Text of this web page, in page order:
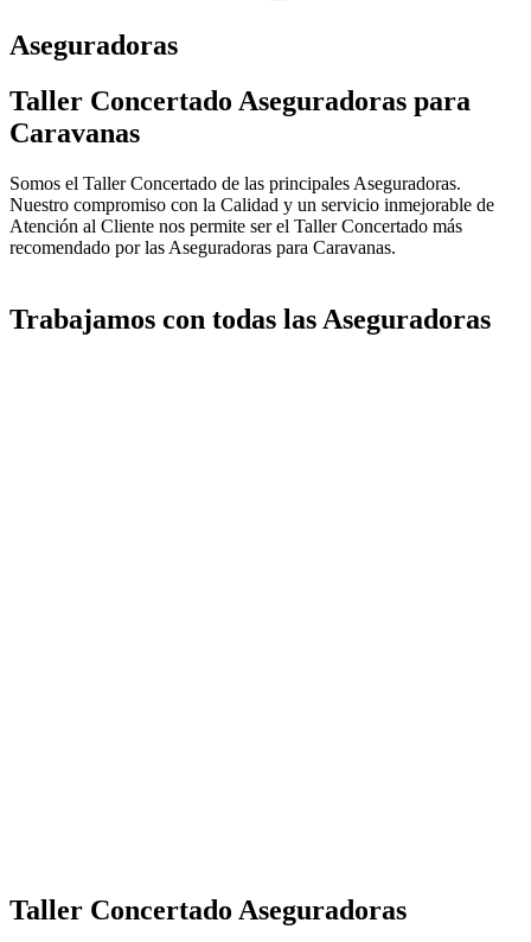
Aseguradoras
Taller Concertado Aseguradoras para
Caravanas
Somos el Taller Concertado de las principales Aseguradoras.
Nuestro compromiso con la Calidad y un servicio inmejorable de
Atención al Cliente nos permite ser el Taller Concertado más
recomendado por las Aseguradoras para Caravanas.
Trabajamos con todas las Aseguradoras
Taller Concertado Aseguradoras